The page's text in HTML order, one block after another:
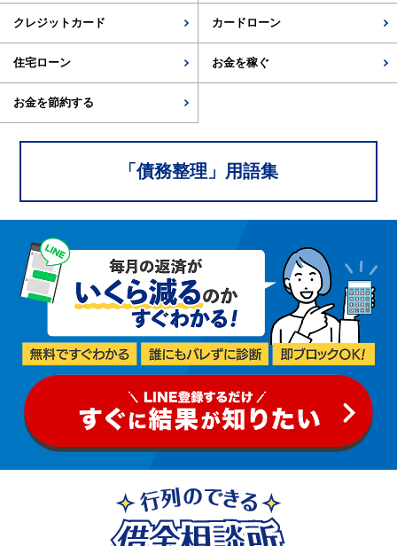
クレジットカード カードローン
住宅ローン お金を稼ぐ
お金を節約する
「債務整理 」用語集